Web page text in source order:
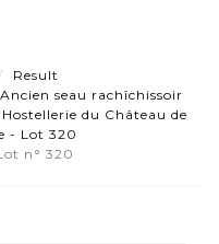
Result
Ancien seau rachîchissoir
du Château de
- Lot 320
n° 320